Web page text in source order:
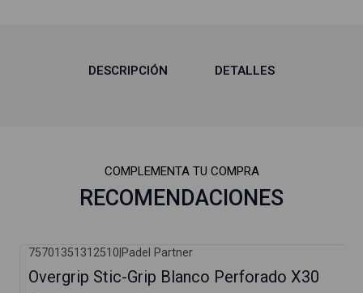
DESCRIPCIÓN DETALLES
COMPLEMENTA TU COMPRA
RECOMENDACIONES
75701351312510 Padel Partner
Overgrip Stic-Grip Blanco Perforado X30